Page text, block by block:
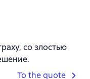
со злостью
To the quote